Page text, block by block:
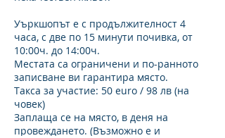
Уъркшопът е с продължителност 4
часа, с две по 15 минути почивка, от
10:00ч. до 14:00ч.
Местата са ограничени и по-ранното
записване ви гарантира място.
Такса за участие: 50 euro / 98 лв (на
човек)
Заплаща се на място, в деня на
провеждането. (Възможно е и